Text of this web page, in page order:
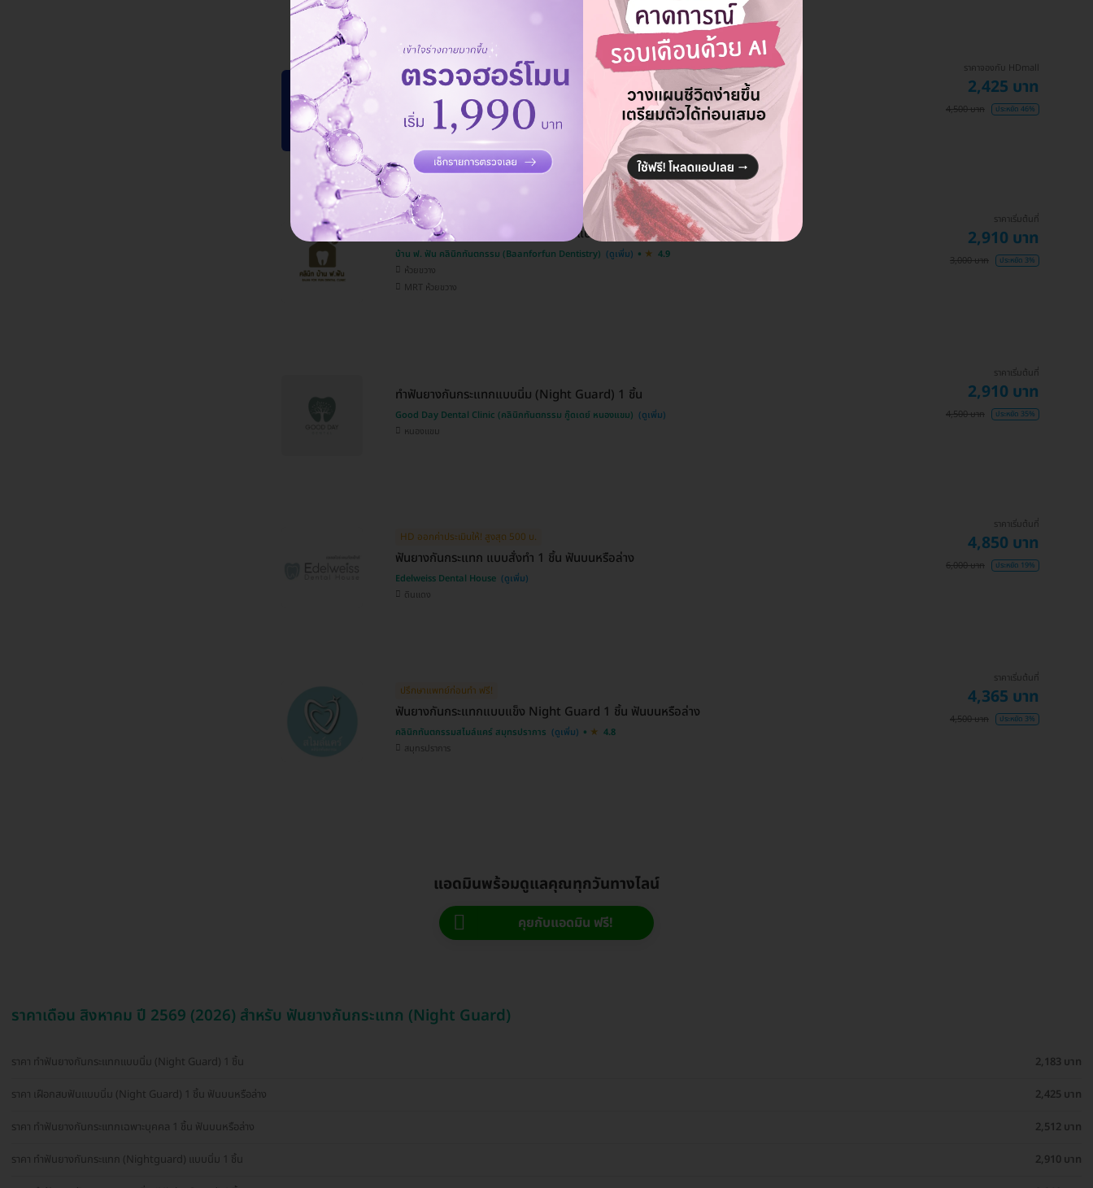
ถูกที่สุดเมื่อจองกับ HD มี HDreview
เฝือกสบฟันแบบนิ่ม (Night Guard) 1 ชิ้น ฟันบนหรือล่าง
Grace Dental Clinic
ดินแดง , บางกะปิ
MRT ห้วยขวาง
ราคาจองกับ HDmall
2,425 บาท
4,500 บาท ประหยัด 46%
ทำฟันยางกันกระแทก (Nightguard) แบบนิ่ม 1 ชิ้น
บ้าน ฟ. ฟัน คลินิกทันตกรรม (Baanforfun Dentistry)
4.9
ห้วยขวาง
MRT ห้วยขวาง
ราคาเริ่มต้นที่
2,910 บาท
3,000 บาท ประหยัด 3%
ทำฟันยางกันกระแทกแบบนิ่ม (Night Guard) 1 ชิ้น
Good Day Dental Clinic (คลินิกทันตกรรม กู๊ดเดย์ หนองแขม)
หนองแขม
ราคาเริ่มต้นที่
2,910 บาท
4,500 บาท ประหยัด 35%
HD ออกค่าประเมินให้! สูงสุด 500 บ.
ฟันยางกันกระแทก แบบสั่งทำ 1 ชิ้น ฟันบนหรือล่าง
Edelweiss Dental House
ดินแดง
ราคาเริ่มต้นที่
4,850 บาท
6,000 บาท ประหยัด 19%
ปรึกษาแพทย์ก่อนทำ ฟรี!
ฟันยางกันกระแทกแบบแข็ง Night Guard 1 ชิ้น ฟันบนหรือล่าง
คลินิกทันตกรรมสไมล์แคร์ สมุทรปราการ
4.8
สมุทรปราการ
ราคาเริ่มต้นที่
4,365 บาท
4,500 บาท ประหยัด 3%
แอดมินพร้อมดูแลคุณทุกวันทางไลน์
คุยกับแอดมิน ฟรี!
ราคาเดือน สิงหาคม ปี 2569 (2026) สำหรับ ฟันยางกันกระแทก (Night Guard)
ราคา ทำฟันยางกันกระแทกแบบนิ่ม (Night Guard) 1 ชิ้น
2,183 บาท
ราคา เฝือกสบฟันแบบนิ่ม (Night Guard) 1 ชิ้น ฟันบนหรือล่าง
2,425 บาท
ราคา ทำฟันยางกันกระแทกเฉพาะบุคคล 1 ชิ้น ฟันบนหรือล่าง
2,512 บาท
ราคา ทำฟันยางกันกระแทก (Nightguard) แบบนิ่ม 1 ชิ้น
2,910 บาท